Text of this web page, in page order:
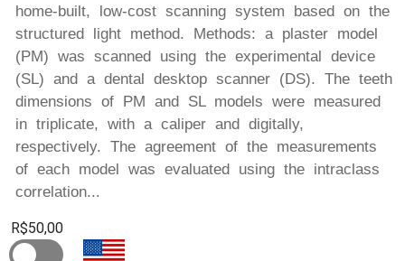
home-built, low-cost scanning system based on the
structured light method. Methods: a plaster model
(PM) was scanned using the experimental device
(SL) and a dental desktop scanner (DS). The teeth
dimensions of PM and SL models were measured
in triplicate, with a caliper and digitally,
respectively. The agreement of the measurements
of each model was evaluated using the intraclass
correlation...
R$50,00